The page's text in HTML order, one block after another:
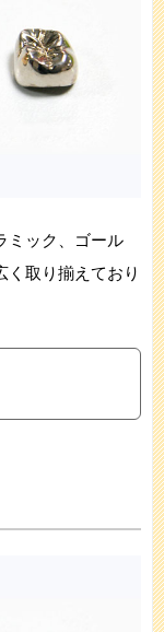
ミック、ゴール
く取り揃えており